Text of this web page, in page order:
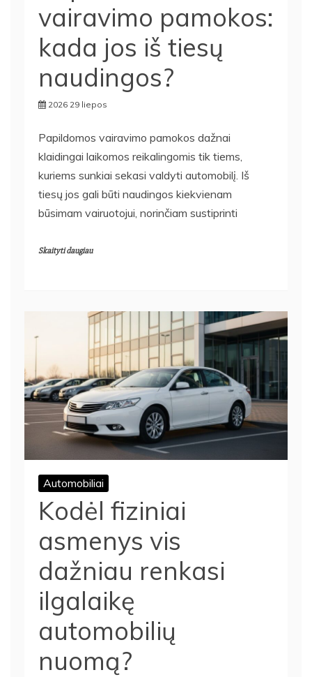
vairavimo pamokos:
kada jos iš tiesų
naudingos?
2026 29 liepos
Papildomos vairavimo pamokos dažnai
klaidingai laikomos reikalingomis tik tiems,
kuriems sunkiai sekasi valdyti automobilį. Iš
tiesų jos gali būti naudingos kiekvienam
būsimam vairuotojui, norinčiam sustiprinti
Skaityti daugiau
Automobiliai
Kodėl fiziniai
asmenys vis
dažniau renkasi
ilgalaikę
automobilių
nuomą?